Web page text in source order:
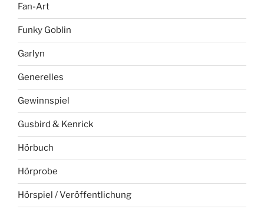
Fan-Art
Funky Goblin
Garlyn
Generelles
Gewinnspiel
Gusbird & Kenrick
Hörbuch
Hörprobe
Hörspiel / Veröffentlichung